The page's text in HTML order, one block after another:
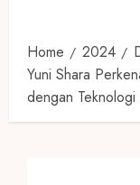
Home 2024
Yuni Shara
dengan